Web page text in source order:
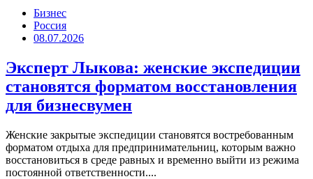
Бизнес
Россия
08.07.2026
Эксперт Лыкова: женские экспедиции
становятся форматом восстановления
для бизнесвумен
Женские закрытые экспедиции становятся востребованным
форматом отдыха для предпринимательниц, которым важно
восстановиться в среде равных и временно выйти из режима
постоянной ответственности....